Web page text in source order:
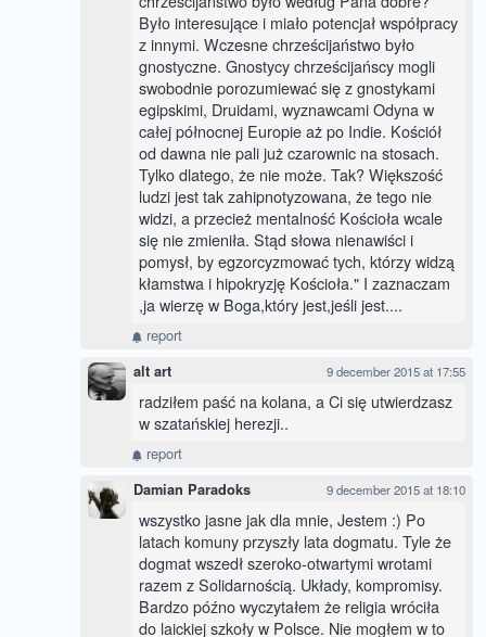
Było interesujące i miało potencjał współpracy
z innymi. Wczesne chrześcijaństwo było
gnostyczne. Gnostycy chrześcijańscy mogli
swobodnie porozumiewać się z gnostykami
egipskimi, Druidami, wyznawcami Odyna w
całej północnej Europie aż po Indie. Kościół
od dawna nie pali już czarownic na stosach.
Tylko dlatego, że nie może. Tak? Większość
ludzi jest tak zahipnotyzowana, że tego nie
widzi, a przecież mentalność Kościoła wcale
się nie zmieniła. Stąd słowa nienawiści i
pomysł, by egzorcyzmować tych, którzy widzą
kłamstwa i hipokryzję Kościoła." I zaznaczam
,ja wierzę w Boga,który jest,jeśli jest....
report
alt art 9 december 2015 at 17:55
radziłem paść na kolana, a Ci się utwierdzasz
w szatańskiej herezji..
report
Damian Paradoks 9 december 2015 at 18:10
wszystko jasne jak dla mnie, Jestem :) Po
latach komuny przyszły lata dogmatu. Tyle że
dogmat wszedł szeroko-otwartymi wrotami
razem z Solidarnością. Układy, kompromisy.
Bardzo późno wyczytałem że religia wróciła
do laickiej szkoły w Polsce. Nie mogłem w to